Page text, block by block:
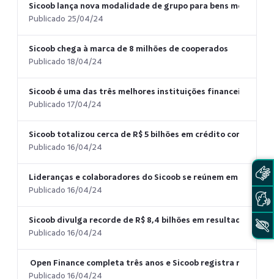
Sicoob lança nova modalidade de grupo para bens móveis
Publicado 25/04/24
Sicoob chega à marca de 8 milhões de cooperados
Publicado 18/04/24
Sicoob é uma das três melhores instituições financeiras do
Publicado 17/04/24
Sicoob totalizou cerca de R$ 5 bilhões em crédito
Publicado 16/04/24
Lideranças e colaboradores do Sicoob se reúnem em
Publicado 16/04/24
Sicoob divulga recorde de R$ 8,4 bilhões em resultados
Publicado 16/04/24
Open Finance completa três anos e Sicoob registra mais de
Publicado 16/04/24